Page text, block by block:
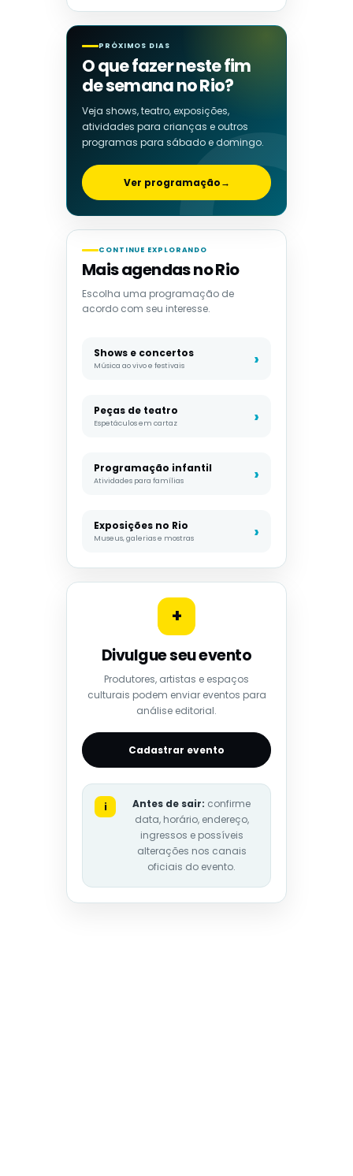
PRÓXIMOS DIAS
O que fazer neste fim
de semana no Rio?
Veja shows, teatro, exposições,
atividades para crianças e outros
programas para sábado e domingo.
Ver programação→
CONTINUE EXPLORANDO
Mais agendas no Rio
Escolha uma programação de
acordo com seu interesse.
Shows e concertos
Música ao vivo e festivais
Peças de teatro
Espetáculos em cartaz
Programação infantil
Atividades para famílias
Exposições no Rio
Museus, galerias e mostras
+
Divulgue seu evento
Produtores, artistas e espaços
culturais podem enviar eventos para
análise editorial.
Cadastrar evento
i Antes de sair: confirme
data, horário, endereço,
ingressos e possíveis
alterações nos canais
oficiais do evento.